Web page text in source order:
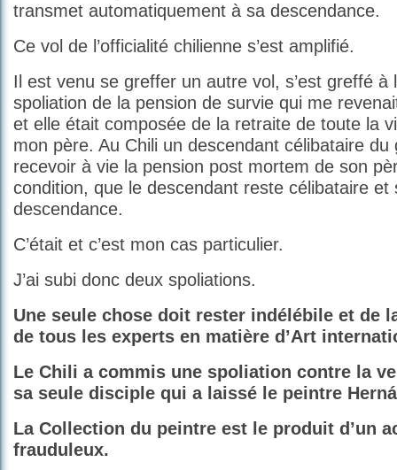
transmet automatiquement à sa descendance.
Ce vol de l’officialité chilienne s’est amplifié.
Il est venu se greffer un autre vol, s’est greffé à
spoliation de la pension de survie qui me
et elle était composée de la retraite de toute la
mon père. Au Chili un descendant célibataire du
recevoir à vie la pension post mortem de son
condition, que le descendant reste célibataire et
descendance.
C’était et c’est mon cas particulier.
J’ai subi donc deux spoliations.
Une seule chose doit rester indélébile et de
de tous les experts en matière d’Art
Le Chili a commis une spoliation contre la
sa seule disciple qui a laissé le peintre
La Collection du peintre est le produit d’un
frauduleux.